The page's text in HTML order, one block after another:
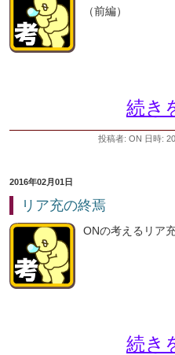
（前編）
続き
投稿者: ON 日時:
2016年02月01日
リア充の終焉
ONの考えるリア
続き